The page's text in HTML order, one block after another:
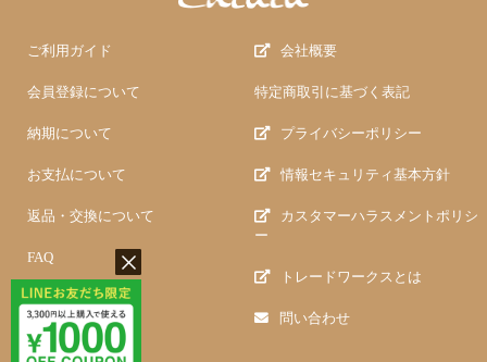
ご利用ガイド
会員登録について
納期について
お支払について
返品・交換について
FAQ
会社概要
特定商取引に基づく表記
プライバシーポリシー
情報セキュリティ基本方針
カスタマーハラスメントポリシ
ー
トレードワークスとは
問い合わせ